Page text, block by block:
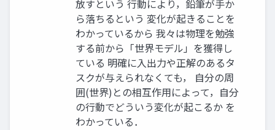
放すという 行動により，鉛筆が手か
ら落ちるという 変化が起きることを
わかっているから 我々は物理を勉強
する前から「世界モデル」を獲得し
ている 明確に入出力や正解のあるタ
スクが与えられなくても， 自分の周
囲(世界)との相互作用によって，自分
の行動でどういう変化が起こるか を
わかっている．